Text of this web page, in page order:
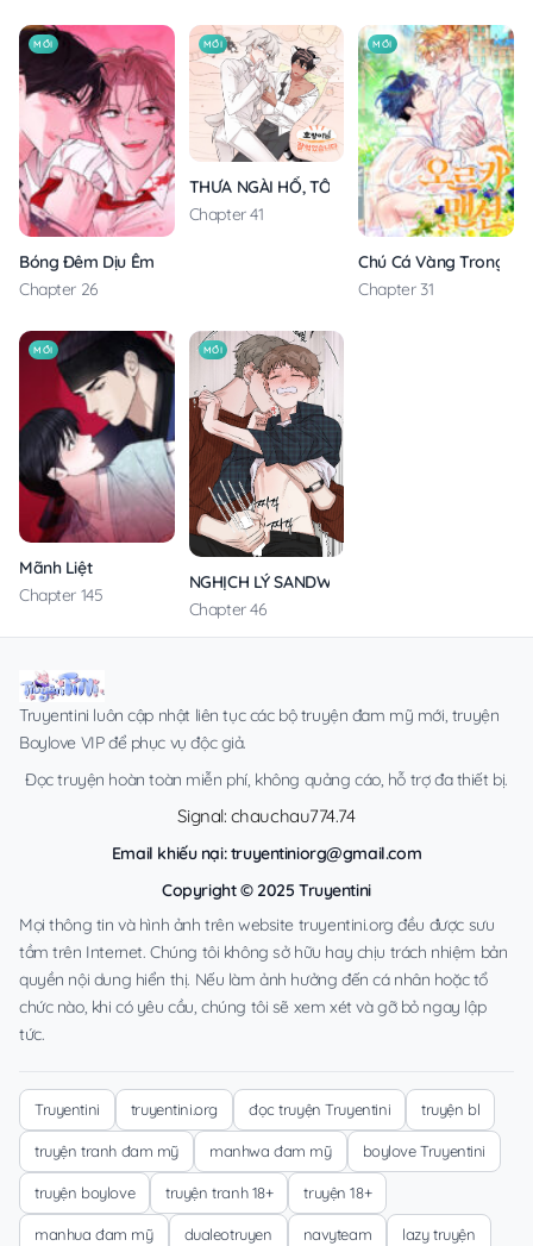
MỚI
Bóng Đêm Dịu Êm
Chapter 26
MỚI
THƯA NGÀI HỔ, TÔI ĐÃ ĂN RẤT NGON MIỆNG
Chapter 41
MỚI
Chú Cá Vàng Trong
Chapter 31
MỚI
Mãnh Liệt
Chapter 145
MỚI
NGHỊCH LÝ SANDWICH
Chapter 46
Truyentini luôn cập nhật liên tục các bộ truyện đam mỹ mới, truyện
Boylove VIP để phục vụ độc giả.
Đọc truyện hoàn toàn miễn phí, không quảng cáo, hỗ trợ đa thiết bị.
Signal: chauchau774.74
Email khiếu nại:truyentiniorg@gmail.com
Copyright © 2025 Truyentini
Mọi thông tin và hình ảnh trên website truyentini.org đều được sưu
tầm trên Internet. Chúng tôi không sở hữu hay chịu trách nhiệm bản
quyền nội dung hiển thị. Nếu làm ảnh hưởng đến cá nhân hoặc tổ
chức nào, khi có yêu cầu, chúng tôi sẽ xem xét và gỡ bỏ ngay lập
tức.
Truyentini truyentini.org đọc truyện Truyentini truyện bl
truyện tranh đam mỹ manhwa đam mỹ boylove Truyentini
truyện boylove truyện tranh 18+ truyện 18+
manhua đam mỹ dualeotruyen navyteam lazy truyện